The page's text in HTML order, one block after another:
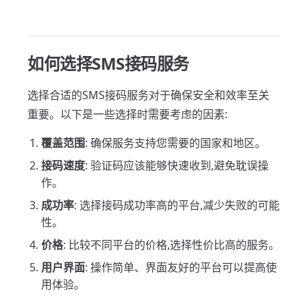
如何选择SMS接码服务
选择合适的SMS接码服务对于确保安全和效率至关
重要。以下是一些选择时需要考虑的因素:
覆盖范围: 确保服务支持您需要的国家和地区。
接码速度: 验证码应该能够快速收到,避免耽误操
作。
成功率: 选择接码成功率高的平台,减少失败的可能
性。
价格: 比较不同平台的价格,选择性价比高的服务。
用户界面: 操作简单、界面友好的平台可以提高使
用体验。